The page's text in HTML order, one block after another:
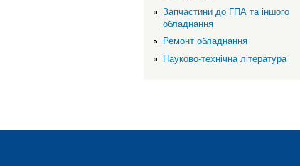
Запчастини до ГПА та іншого
обладнання
Ремонт обладнання
Науково-технічна література